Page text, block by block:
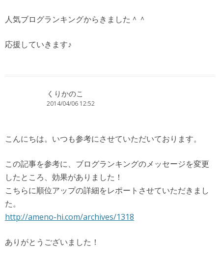
人気ブログランキングからきました＾＾
応援していきます♪
くりかのこ
2014/04/06 12:52
こんにちは。いつも参考にさせていただいております。
この記事を参考に、ブログランキングのメッセージを変更
したところ、効果がありました！
こちらに順位アップの詳細をレポートさせていただきまし
た。
http://ameno-hi.com/archives/1318
ありがとうございました！